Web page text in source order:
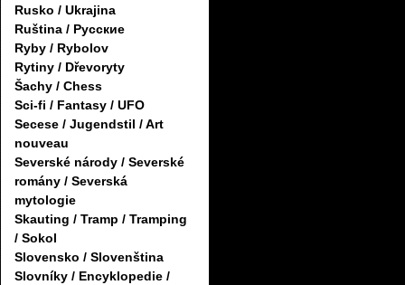
Rusko / Ukrajina
Ruština / Русские
Ryby / Rybolov
Rytiny / Dřevoryty
Šachy / Chess
Sci-fi / Fantasy / UFO
Secese / Jugendstil / Art
nouveau
Severské národy / Severské
romány / Severská
mytologie
Skauting / Tramp / Tramping
/ Sokol
Slovensko / Slovenština
Slovníky / Encyklopedie /